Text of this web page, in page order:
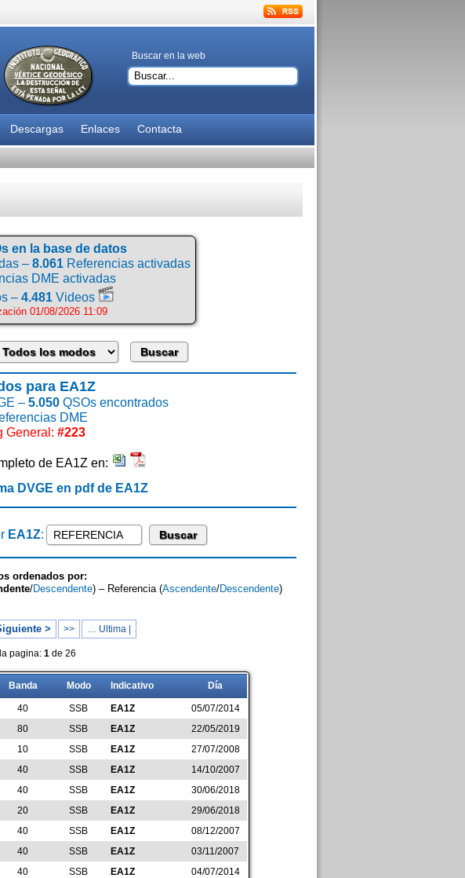
Buscar en la web
Descargas Enlaces Contacta
en la base de datos
– 8.061Referencias activadas
DME activadas
– 4.481 Videos
01/08/2026 11:09
para EA1Z
– 5.050QSOs encontrados
DME
General: #223
de EA1Z en:
DVGE en pdf de EA1Z
EA1Z:
ordenados por:
/Descendente) – Referencia (Ascendente/Descendente)
> >> … Ultima |
pagina: 1de 26
Banda Modo Indicativo Día
40 SSB EA1Z
05/07/2014
80 SSB EA1Z
22/05/2019
10 SSB EA1Z
27/07/2008
40 SSB EA1Z
14/10/2007
40 SSB EA1Z
30/06/2018
20 SSB EA1Z
29/06/2018
40 SSB EA1Z
08/12/2007
40 SSB EA1Z
03/11/2007
40 SSB EA1Z
04/07/2014